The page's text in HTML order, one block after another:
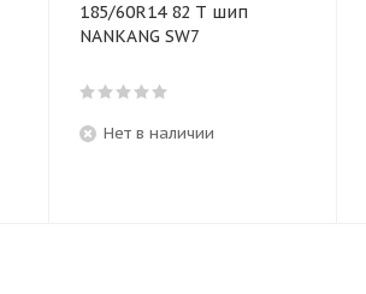
185/60R14 82 T шип
NANKANG SW7
Нет в наличии